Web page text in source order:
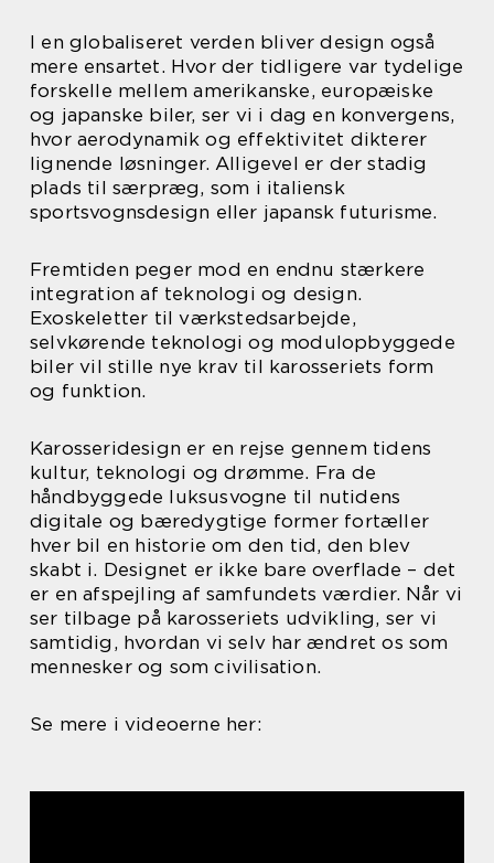
I en globaliseret verden bliver design også
mere ensartet. Hvor der tidligere var tydelige
forskelle mellem amerikanske, europæiske
og japanske biler, ser vi i dag en konvergens,
hvor aerodynamik og effektivitet dikterer
lignende løsninger. Alligevel er der stadig
plads til særpræg, som i italiensk
sportsvognsdesign eller japansk futurisme.
Fremtiden peger mod en endnu stærkere
integration af teknologi og design.
Exoskeletter til værkstedsarbejde,
selvkørende teknologi og modulopbyggede
biler vil stille nye krav til karosseriets form
og funktion.
Karosseridesign er en rejse gennem tidens
kultur, teknologi og drømme. Fra de
håndbyggede luksusvogne til nutidens
digitale og bæredygtige former fortæller
hver bil en historie om den tid, den blev
skabt i. Designet er ikke bare overflade – det
er en afspejling af samfundets værdier. Når vi
ser tilbage på karosseriets udvikling, ser vi
samtidig, hvordan vi selv har ændret os som
mennesker og som civilisation.
Se mere i videoerne her: